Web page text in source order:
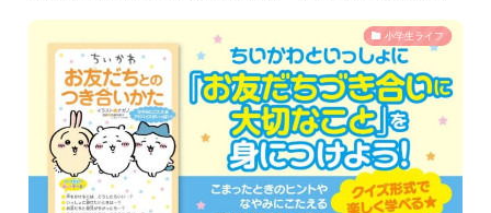
小学生ライフ